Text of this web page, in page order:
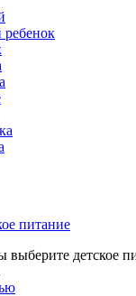
питание
выберите детское